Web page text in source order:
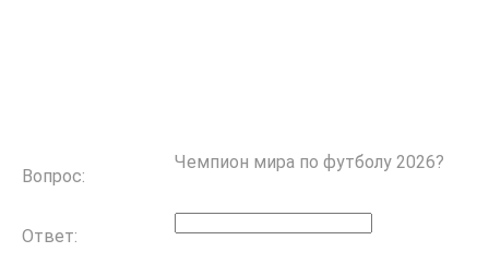
Вопрос:
Чемпион мира по футболу 2026?
Ответ: